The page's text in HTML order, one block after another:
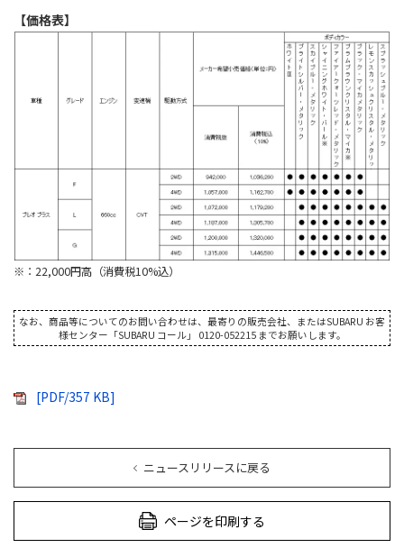
【価格表】
※：22,000円高（消費税10%込）
なお、商品等についてのお問い合わせは、最寄りの販売会社、またはSUBARU お客
様センター「SUBARU コール」 0120-052215 までお願いします。
[PDF/357 KB]
ニュースリリースに戻る
ページを印刷する